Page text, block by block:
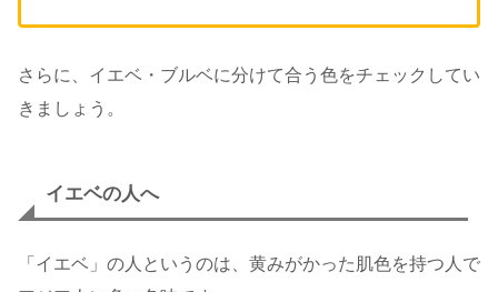
さらに、イエベ・ブルベに分けて合う色をチェックしてい
きましょう。
イエベの人へ
「イエベ」の人というのは、黄みがかった肌色を持つ人で